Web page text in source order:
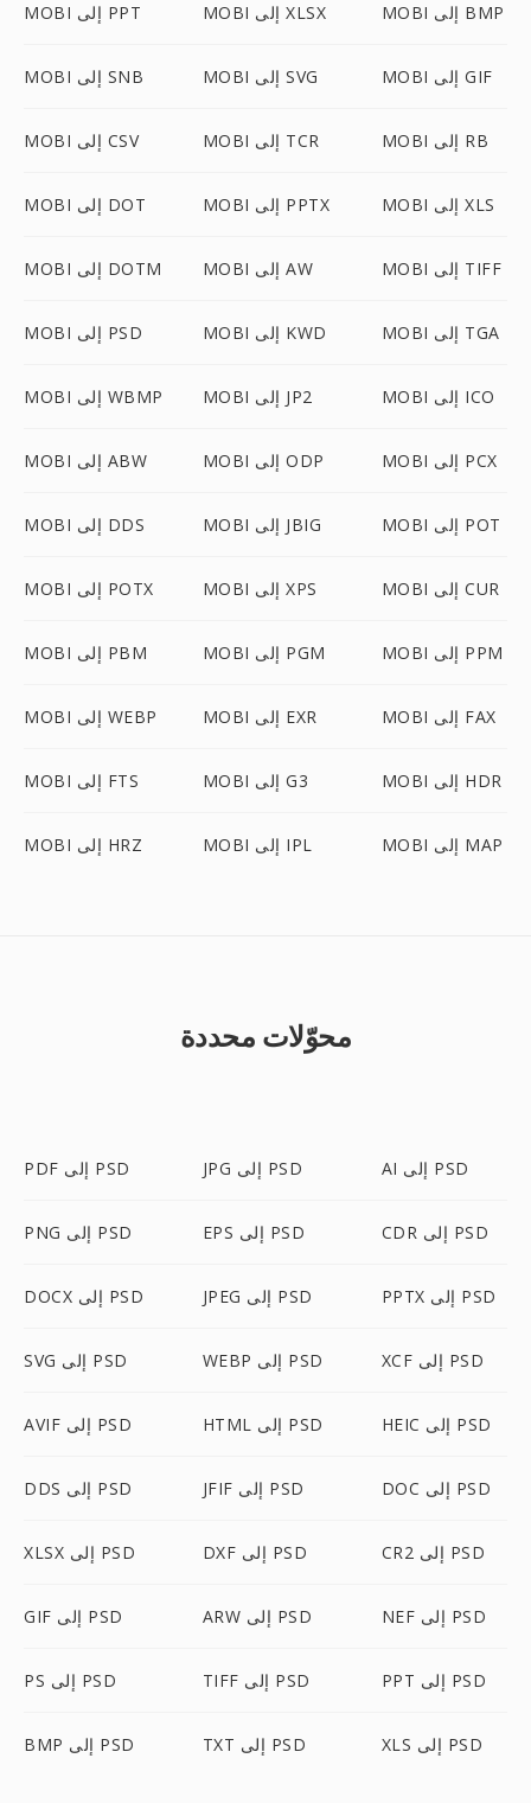
MOBI إلى PPT MOBI إلى XLSX MOBI إلى BMP
MOBI إلى SNB MOBI إلى SVG MOBI إلى GIF
MOBI إلى CSV MOBI إلى TCR MOBI إلى RB
MOBI إلى DOT MOBI إلى PPTX MOBI إلى XLS
MOBI إلى DOTM MOBI إلى AW MOBI إلى TIFF
MOBI إلى PSD MOBI إلى KWD MOBI إلى TGA
MOBI إلى WBMP MOBI إلى JP2 MOBI إلى ICO
MOBI إلى ABW MOBI إلى ODP MOBI إلى PCX
MOBI إلى DDS MOBI إلى JBIG MOBI إلى POT
MOBI إلى POTX MOBI إلى XPS MOBI إلى CUR
MOBI إلى PBM MOBI إلى PGM MOBI إلى PPM
MOBI إلى WEBP MOBI إلى EXR MOBI إلى FAX
MOBI إلى FTS MOBI إلى G3 MOBI إلى HDR
MOBI إلى HRZ MOBI إلى IPL MOBI إلى MAP
محوّلات محددة
PDF إلى PSD JPG إلى PSD AI إلى PSD
PNG إلى PSD EPS إلى PSD CDR إلى PSD
DOCX إلى PSD JPEG إلى PSD PPTX إلى PSD
SVG إلى PSD WEBP إلى PSD XCF إلى PSD
AVIF إلى PSD HTML إلى PSD HEIC إلى PSD
DDS إلى PSD JFIF إلى PSD DOC إلى PSD
XLSX إلى PSD DXF إلى PSD CR2 إلى PSD
GIF إلى PSD ARW إلى PSD NEF إلى PSD
PS إلى PSD TIFF إلى PSD PPT إلى PSD
BMP إلى PSD TXT إلى PSD XLS إلى PSD